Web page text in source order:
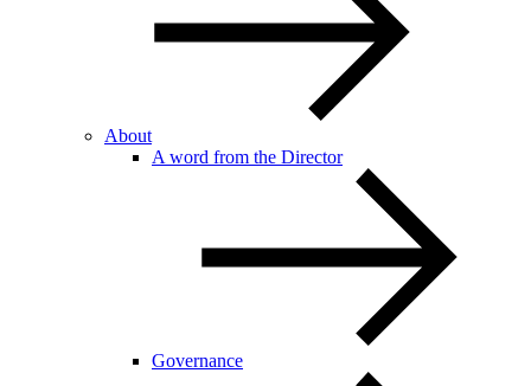
About
A word from the Director
Governance